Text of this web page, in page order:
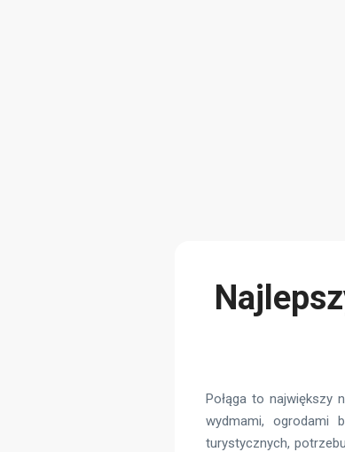
Połąga to największy
wydmami, ogrodami
turystycznych,